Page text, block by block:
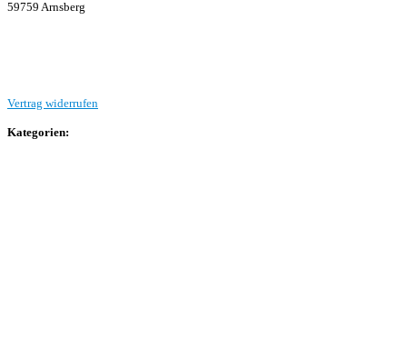
59759 Arnsberg
Vertrag widerrufen
Kategorien: